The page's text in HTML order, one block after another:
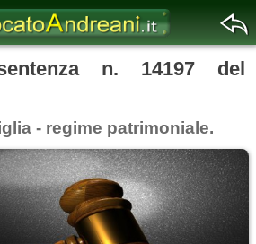
n. 14197 del
- regime patrimoniale.